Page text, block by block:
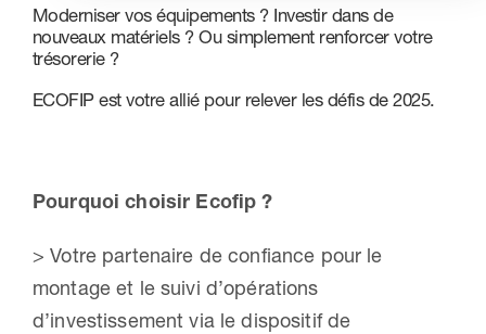
Moderniser vos équipements ? Investir dans de
nouveaux matériels ? Ou simplement renforcer votre
trésorerie ?
ECOFIP est votre allié pour relever les défis de 2025.
Pourquoi choisir Ecofip ?
> Votre partenaire de confiance pour le
montage et le suivi d’opérations
d’investissement via le dispositif de